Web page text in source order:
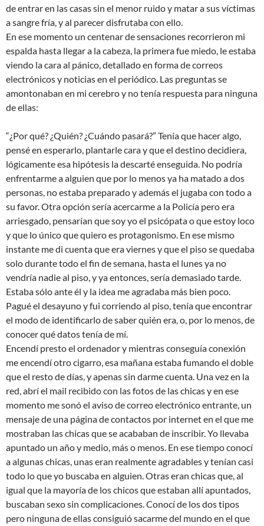
de entrar en las casas sin el menor ruido y matar a sus víctimas
a sangre fría, y al parecer disfrutaba con ello.
En ese momento un centenar de sensaciones recorrieron mi
espalda hasta llegar a la cabeza, la primera fue miedo, le estaba
viendo la cara al pánico, detallado en forma de correos
electrónicos y noticias en el periódico. Las preguntas se
amontonaban en mi cerebro y no tenía respuesta para ninguna
de ellas:
“¿Por qué? ¿Quién? ¿Cuándo pasará?” Tenía que hacer algo,
pensé en esperarlo, plantarle cara y que el destino decidiera,
lógicamente esa hipótesis la descarté enseguida. No podría
enfrentarme a alguien que por lo menos ya ha matado a dos
personas, no estaba preparado y además el jugaba con todo a
su favor. Otra opción sería acercarme a la Policía pero era
arriesgado, pensarían que soy yo el psicópata o que estoy loco
y que lo único que quiero es protagonismo. En ese mismo
instante me di cuenta que era viernes y que el piso se quedaba
solo durante todo el fin de semana, hasta el lunes ya no
vendría nadie al piso, y ya entonces, sería demasiado tarde.
Estaba sólo ante él y la idea me agradaba más bien poco.
Pagué el desayuno y fui corriendo al piso, tenía que encontrar
el modo de identificarlo de saber quién era, o, por lo menos, de
conocer qué datos tenía de mí.
Encendí presto el ordenador y mientras conseguía conexión
me encendí otro cigarro, esa mañana estaba fumando el doble
que el resto de días, y apenas sin darme cuenta. Una vez en la
red, abrí el mail recibido con las fotos de las chicas y en ese
momento me sonó el aviso de correo electrónico entrante, un
mensaje de una página de contactos por internet en el que me
mostraban las chicas que se acababan de inscribir. Yo llevaba
apuntado un año y medio, más o menos. En ese tiempo conocí
a algunas chicas, unas eran realmente agradables y tenían casi
todo lo que yo buscaba en alguien. Otras eran chicas que, al
igual que la mayoría de los chicos que estaban allí apuntados,
buscaban sexo sin complicaciones. Conocí de los dos tipos
pero ninguna de ellas consiguió sacarme del mundo en el que